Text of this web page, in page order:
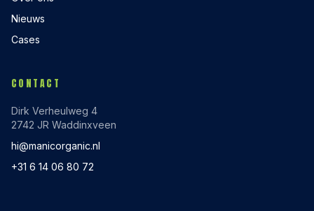
Nieuws
Cases
CONTACT
Dirk Verheulweg 4
2742 JR Waddinxveen
hi@manicorganic.nl
+31 6 14 06 80 72